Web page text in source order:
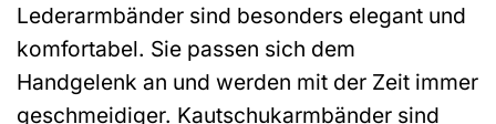
Lederarmbänder sind besonders elegant und
komfortabel. Sie passen sich dem
Handgelenk an und werden mit der Zeit immer
geschmeidiger. Kautschukarmbänder sind